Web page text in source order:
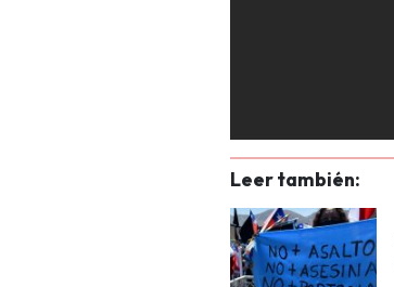
Leer también: